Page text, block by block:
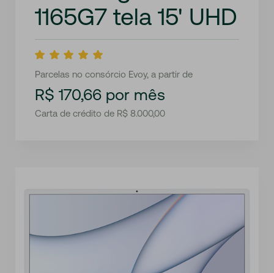
1165G7 tela 15' UHD
Parcelas no consórcio Evoy, a partir de
R$ 170,66 por mês
Carta de crédito de R$ 8.000,00